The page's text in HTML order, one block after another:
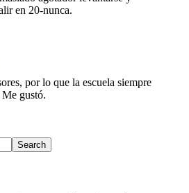
en 20-nunca.
por lo que la escuela siempre
gustó.